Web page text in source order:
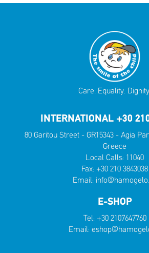
Care. Equality.
INTERNATIONAL +30
80 Garitou Street - GR15343 - Agia
Greece
Local Calls: 11040
Fax: +30 210 3843038
Email:
E-SHOP
Tel: +30 2107647760
Email: